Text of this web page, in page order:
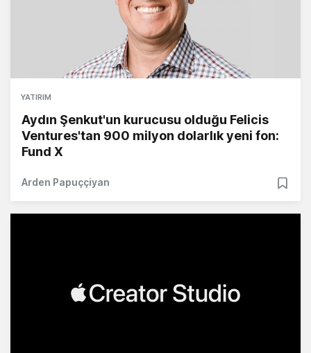
YATIRIM
Aydın Şenkut'un kurucusu olduğu Felicis
Ventures'tan 900 milyon dolarlık yeni fon:
Fund X
Arden Papuççiyan